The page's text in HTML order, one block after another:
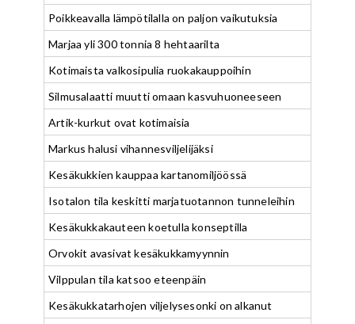
Poikkeavalla lämpötilalla on paljon vaikutuksia
Marjaa yli 300 tonnia 8 hehtaarilta
Kotimaista valkosipulia ruokakauppoihin
Silmusalaatti muutti omaan kasvuhuoneeseen
Artik-kurkut ovat kotimaisia
Markus halusi vihannesviljelijäksi
Kesäkukkien kauppaa kartanomiljöössä
Isotalon tila keskitti marjatuotannon tunneleihin
Kesäkukkakauteen koetulla konseptilla
Orvokit avasivat kesäkukkamyynnin
Vilppulan tila katsoo eteenpäin
Kesäkukkatarhojen viljelysesonki on alkanut